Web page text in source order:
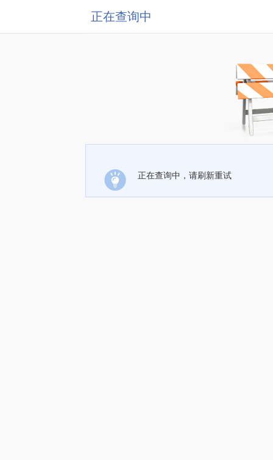
正在查询中
正在查询中，请刷新重试